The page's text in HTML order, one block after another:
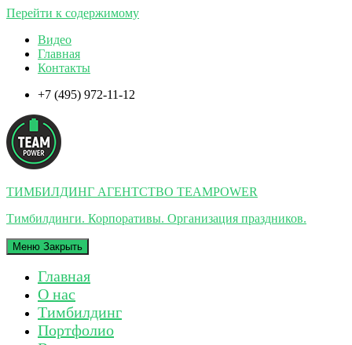
Перейти к содержимому
Видео
Главная
Контакты
+7 (495) 972-11-12
ТИМБИЛДИНГ АГЕНТСТВО TEAMPOWER
Тимбилдинги. Корпоративы. Организация праздников.
Меню Закрыть
Главная
О нас
Тимбилдинг
Портфолио